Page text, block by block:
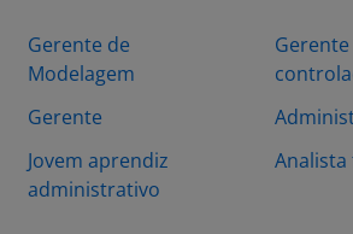
Gerente de
Modelagem
Gerente
Jovem aprendiz
administrativo
Gerente